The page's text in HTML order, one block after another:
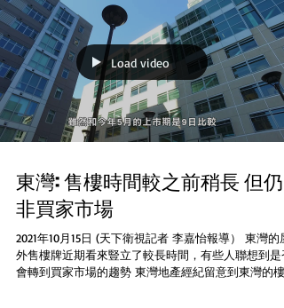
Load video
東灣: 售樓時間較之前稍長 但仍
非買家市場
2021年10月15日 (天下衛視記者 李嘉怡報導） 東灣的屋
外售樓牌近期看來豎立了較長時間，有些人聯想到是
會轉到買家市場的趨勢 東灣地產經紀留意到東灣的樓